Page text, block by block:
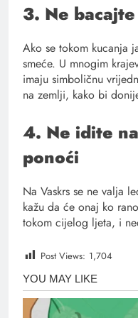
3. Ne
Ako se tokom kucanja
smeće. U mnogim
imaju simboličnu
na zemlji, kako bi
4. Ne idite
ponoći
Na Vaskrs se ne valja
kažu da će onaj ko
tokom cijelog ljeta, i
Post Views: 1,704